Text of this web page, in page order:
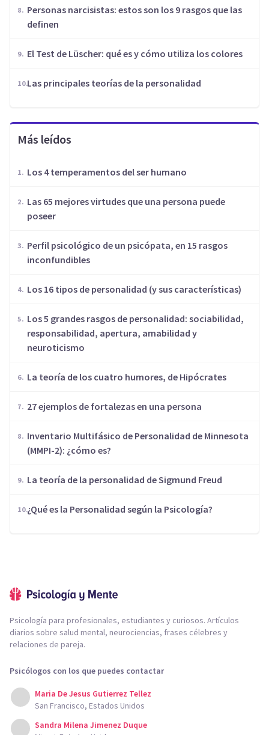
Personas narcisistas: estos son los 9 rasgos que las
definen
El Test de Lüscher: qué es y cómo utiliza los colores
Las principales teorías de la personalidad
Más leídos
Los 4 temperamentos del ser humano
Las 65 mejores virtudes que una persona puede
poseer
Perfil psicológico de un psicópata, en 15 rasgos
inconfundibles
Los 16 tipos de personalidad (y sus características)
Los 5 grandes rasgos de personalidad: sociabilidad,
responsabilidad, apertura, amabilidad y
neuroticismo
​La teoría de los cuatro humores, de Hipócrates
27 ejemplos de fortalezas en una persona
Inventario Multifásico de Personalidad de Minnesota
(MMPI-2): ¿cómo es?
La teoría de la personalidad de Sigmund Freud
¿Qué es la Personalidad según la Psicología?
Psicología para profesionales, estudiantes y curiosos. Artículos
diarios sobre salud mental, neurociencias, frases célebres y
relaciones de pareja.
Psicólogos con los que puedes contactar
Maria De Jesus Gutierrez Tellez
San Francisco, Estados Unidos
Sandra Milena Jimenez Duque